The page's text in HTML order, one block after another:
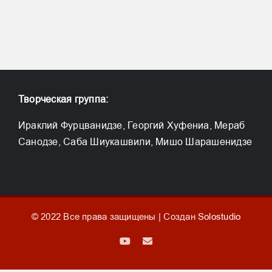
Творческая группа:
Ираклий Фурцванидзе, Георгий Хуфениа, Мераб
Санодзе, Саба Шиукашвили, Мишо Шарашенидзе
© 2022 Все права защищены | Создан Solostudio
YouTubeEmail